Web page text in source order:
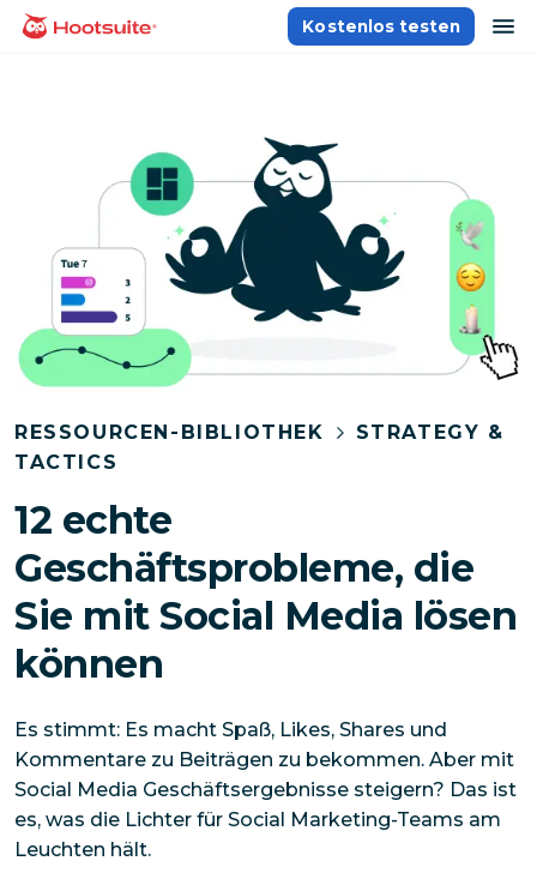
Direkt
zumHomepage
Kostenlos testen
RESSOURCEN-BIBLIOTHEK
STRATEGY &
TACTICS
12 echte
Geschäftsprobleme, die
Sie mit Social Media lösen
können
Es stimmt: Es macht Spaß, Likes, Shares und
Kommentare zu Beiträgen zu bekommen. Aber mit
Social Media Geschäftsergebnisse steigern? Das ist
es, was die Lichter für Social Marketing-Teams am
Leuchten hält.